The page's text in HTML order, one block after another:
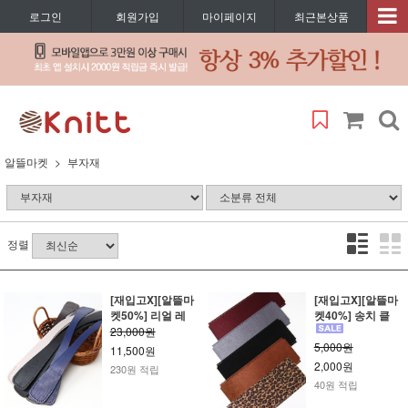
로그인 회원가입 마이페이지 최근본상품
알뜰마켓 부자재
정렬
[재입고X][알뜰마
켓50%] 리얼 레
23,000원
11,500원
230원 적립
[재입고X][알뜰마
켓40%] 송치 클
5,000원
2,000원
40원 적립